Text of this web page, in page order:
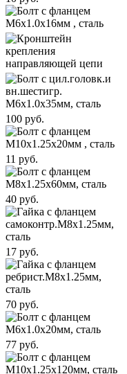
100 руб.
11 руб.
40 руб.
17 руб.
70 руб.
77 руб.